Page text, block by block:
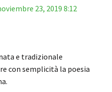
23, 2019 8:12
e tradizionale
con semplicità la poesia